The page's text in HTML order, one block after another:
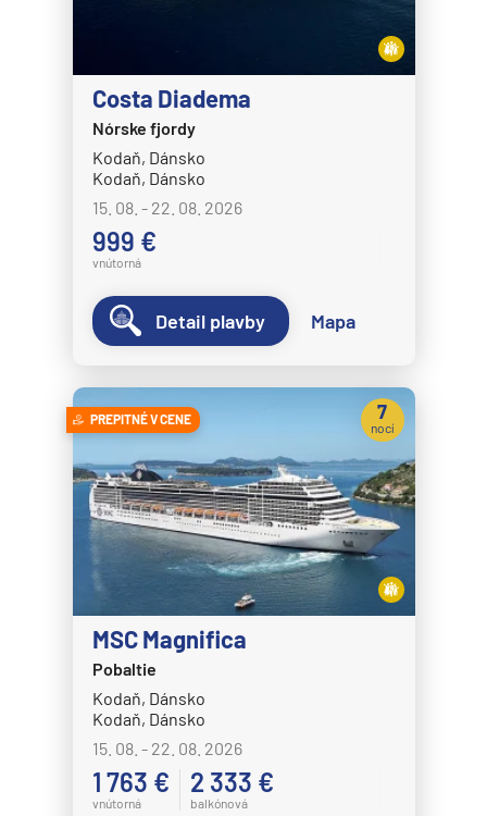
Costa Diadema
Nórske fjordy
Kodaň, Dánsko
Kodaň, Dánsko
15. 08. - 22. 08. 2026
999 €
vnútorná
Detail plavby Mapa
PREPITNÉ V CENE
MSC Magnifica
Pobaltie
Kodaň, Dánsko
Kodaň, Dánsko
15. 08. - 22. 08. 2026
1 763 €
vnútorná
2 333 €
balkónová
7
nocí